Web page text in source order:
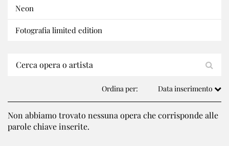
Neon
Fotografia limited edition
Ordina per: Data inserimento
Non abbiamo trovato nessuna opera che corrisponde alle
parole chiave inserite.